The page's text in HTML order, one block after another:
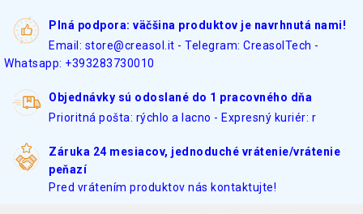
Plná podpora: väčšina produktov je navrhnutá nami!
Email: store@creasol.it - Telegram: CreasolTech -
Whatsapp: +393283730010
Objednávky sú odoslané do 1 pracovného dňa
Prioritná pošta: rýchlo a lacno - Expresný kuriér: r
Záruka 24 mesiacov, jednoduché vrátenie/vrátenie
peňazí
Pred vrátením produktov nás kontaktujte!